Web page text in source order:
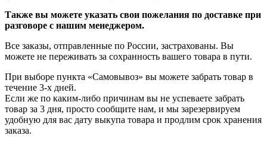
Также вы можете указать свои пожелания по доставке при
разговоре с нашим менеджером.
Все заказы, отправленные по России, застрахованы. Вы
можете не переживать за сохранность вашего товара в пути.
При выборе пункта «Самовывоз» вы можете забрать товар в
течение 3-х дней.
Если же по каким-либо причинам вы не успеваете забрать
товар за 3 дня, просто сообщите нам, и мы зарезервируем
удобную для вас дату выкупа товара и продлим срок хранения
заказа.